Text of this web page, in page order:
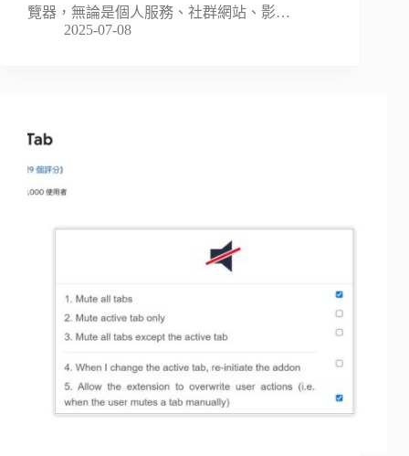
覽器，無論是個人服務、社群網站、影…
2025-07-08